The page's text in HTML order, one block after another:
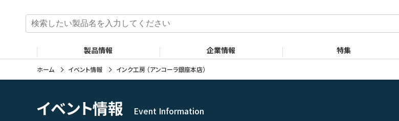
製品情報 企業情報 特集
検
索
:
ホーム イベント情報 インク工房 （アンコーラ銀座本店）
イベント情報 Event Information